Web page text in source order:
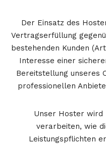
Der Einsatz des
Vertragserfüllung
bestehenden Kunden
Interesse einer
Bereitstellung unseres
professionellen
Unser Hoster wird
verarbeiten, wie
Leistungspflichten